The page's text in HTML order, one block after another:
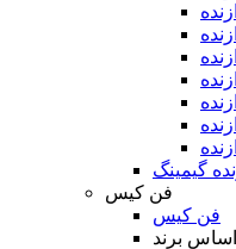
گیمینگ
فن کیس
فن کیس
برند